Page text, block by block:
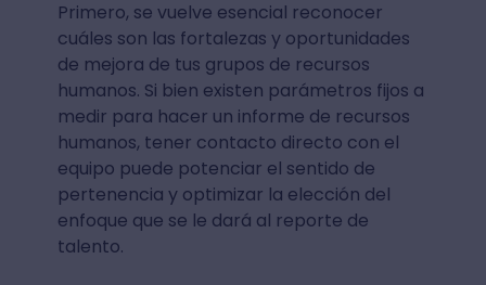
Primero, se vuelve esencial reconocer
cuáles son las fortalezas y oportunidades
de mejora de tus grupos de recursos
humanos. Si bien existen parámetros fijos a
medir para hacer un informe de recursos
humanos, tener contacto directo con el
equipo puede potenciar el sentido de
pertenencia y optimizar la elección del
enfoque que se le dará al reporte de
talento.